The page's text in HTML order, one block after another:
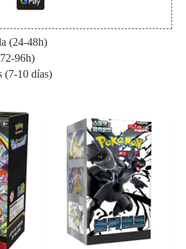
(24-48h)
96h)
(7-10 días)